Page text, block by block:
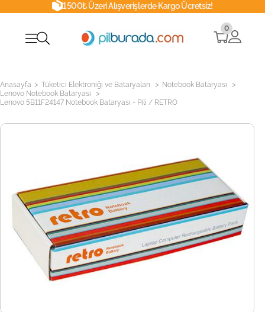
1500₺ Üzeri Alışverişlerde Kargo Ücretsiz!
0
Anasayfa > Tüketici Elektroniği ve Bataryaları > Notebook Bataryası >
Lenovo Notebook Bataryası >
Lenovo 5B11F24147 Notebook Bataryası - Pili / RETRO